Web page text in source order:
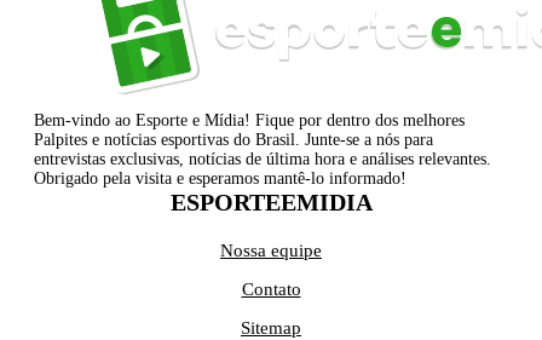
Bem-vindo ao Esporte e Mídia! Fique por dentro dos melhores
Palpites e notícias esportivas do Brasil. Junte-se a nós para
entrevistas exclusivas, notícias de última hora e análises relevantes.
Obrigado pela visita e esperamos mantê-lo informado!
ESPORTEEMIDIA
Nossa equipe
Contato
Sitemap